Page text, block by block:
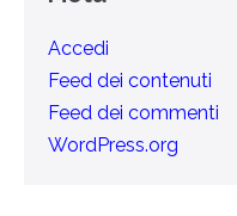
Accedi
Feed dei contenuti
Feed dei commenti
WordPress.org